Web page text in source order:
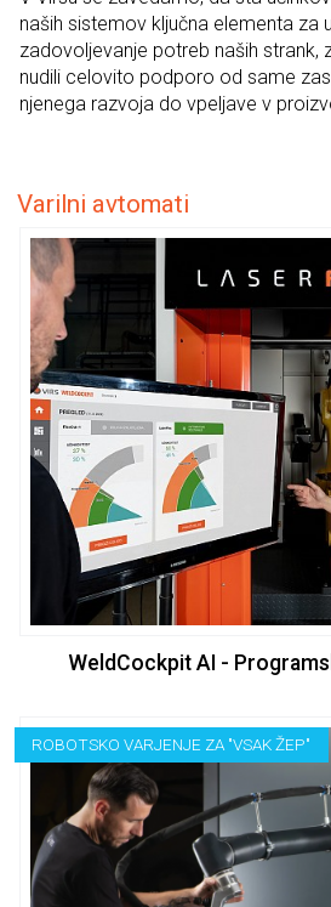
naših sistemov ključna elementa za
zadovoljevanje potreb naših strank,
nudili celovito podporo od same
njenega razvoja do vpeljave v
Varilni avtomati
WeldCockpit AI -
ROBOTSKO VARJENJE ZA "VSAK ŽEP"